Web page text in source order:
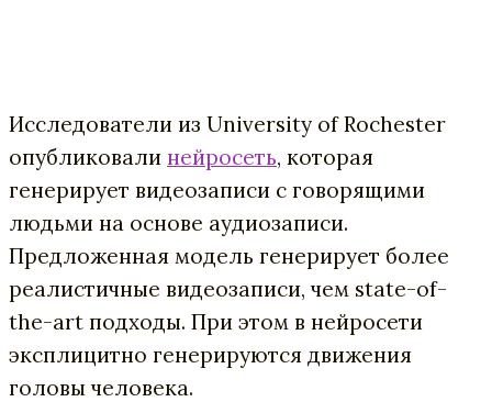
Исследователи из University of Rochester
опубликовали нейросеть, которая
генерирует видеозаписи с говорящими
людьми на основе аудиозаписи.
Предложенная модель генерирует более
реалистичные видеозаписи, чем state-of-
the-art подходы. При этом в нейросети
эксплицитно генерируются движения
головы человека.